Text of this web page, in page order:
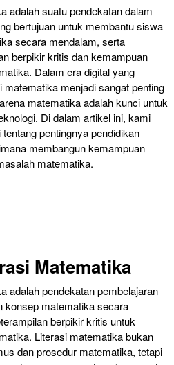
adalah suatu pendekatan dalam
bertujuan untuk membantu siswa
secara mendalam, serta
berpikir kritis dan kemampuan
Dalam era digital yang
menjadi sangat penting
matematika adalah kunci untuk
Di dalam artikel ini, kami
pentingnya pendidikan
membangun kemampuan
matematika.
Matematika
adalah pendekatan pembelajaran
konsep matematika secara
berpikir kritis untuk
Literasi matematika bukan
dan prosedur matematika, tetapi